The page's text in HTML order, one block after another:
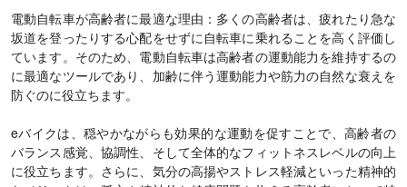
電動自転車が高齢者に最適な理由：多くの高齢者は、疲れたり急な
坂道を登ったりする心配をせずに自転車に乗れることを高く評価し
ています。そのため、電動自転車は高齢者の運動能力を維持するの
に最適なツールであり、加齢に伴う運動能力や筋力の自然な衰えを
防ぐのに役立ちます。
eバイクは、穏やかながらも効果的な運動を促すことで、高齢者の
バランス感覚、協調性、そして全体的なフィットネスレベルの向上
に役立ちます。さらに、気分の高揚やストレス軽減といった精神的